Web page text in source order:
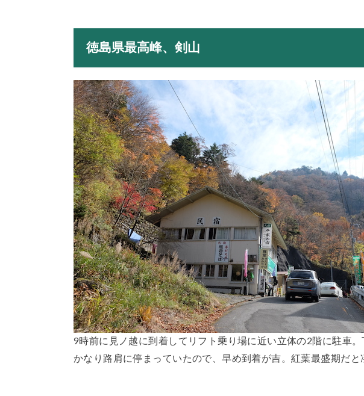
徳島県最高峰、剣山
9時前に見ノ越に到着してリフト乗り場に近い立体の2階に駐車
かなり路肩に停まっていたので、早め到着が吉。紅葉最盛期だと